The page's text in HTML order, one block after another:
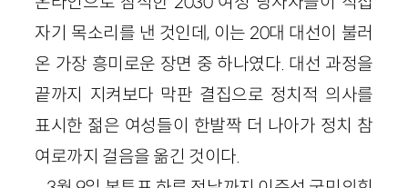
자기 목소리를 낸 것인데, 이는 20대 대선이 불러
온 가장 흥미로운 장면 중 하나였다. 대선 과정을
끝까지 지켜보다 막판 결집으로 정치적 의사를
표시한 젊은 여성들이 한발짝 더 나아가 정치 참
여로까지 걸음을 옮긴 것이다.